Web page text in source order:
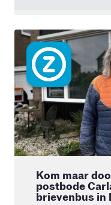
Kom maar
postbode
brievenbus in